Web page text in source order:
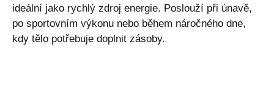
ideální jako rychlý zdroj energie. Poslouží při únavě,
po sportovním výkonu nebo během náročného dne,
kdy tělo potřebuje doplnit zásoby.